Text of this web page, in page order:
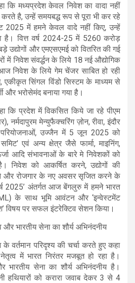
कि मध्यप्रदेश केवल निवेश का वादा नहीं
है, उन्हें समयबद्ध रूप से पूरा भी कर रहे
2025 में हमने केवल वादे नहीं किए, उन्हें
है। वित्त वर्ष 2024-25 में 5260 करोड़
उद्योगों और एमएसएमई को वितरित की गई
में निवेश संवर्द्धन के लिये 18 नई औद्योगिक
निवेश के लिये गेम चेंजर साबित हो रही
एकीकृत सिंगल विंडो सिस्टम के माध्यम से
और भरोसेमंद बनाया गया है।
कि प्रदेश में विकसित किये जा रहे पीएम
नर्मदापुरम मेन्युफैक्चरिंग ज़ोन, रीवा, इंदौर
उज्जैन में 5 जून 2025 को
एवं अन्य क्षेत्र जैसे फार्मा, माइनिंग,
आदि संभावनाओं के बारे मे निवेशकों को
निवेश को आकर्षित करने, उद्योगों की
और रोजगार के नए अवसर सृजित करने के
2025’ अंतर्गत आज बेंगलुरु में हमने भारत
के साथ भूमि आवंटन और ‘इन्वेस्टमेंट
विषय पर सफल इंटरेक्टिव सेशन किया।
और भारतीय सेना का शौर्य अभिनंदनीय
वर्तमान परिदृश्य की चर्चा करते हुए कहा
में भारत निरंतर मजबूत हो रहा है।
भारतीय सेना का शौर्य अभिनंदनीय है।
हथियारों को करारा जवाब देकर 3 से 4